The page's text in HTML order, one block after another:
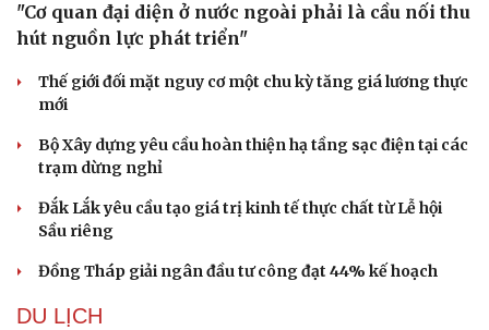
"Cơ quan đại diện ở nước ngoài phải là cầu nối thu
hút nguồn lực phát triển"
Thế giới đối mặt nguy cơ một chu kỳ tăng giá lương thực
mới
Bộ Xây dựng yêu cầu hoàn thiện hạ tầng sạc điện tại các
trạm dừng nghỉ
Đắk Lắk yêu cầu tạo giá trị kinh tế thực chất từ Lễ hội
Sầu riêng
Đồng Tháp giải ngân đầu tư công đạt 44% kế hoạch
DU LỊCH